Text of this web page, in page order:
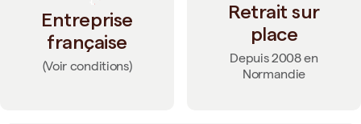
Entreprise
française
(Voir conditions)
Retrait sur
place
Depuis 2008 en
Normandie